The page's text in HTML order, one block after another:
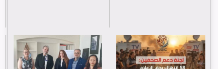
لجنة دعم الصحفيين: 58 انتهاك بحق الإعلام الفلسطيني خلال حزيران/
يونيو 2026